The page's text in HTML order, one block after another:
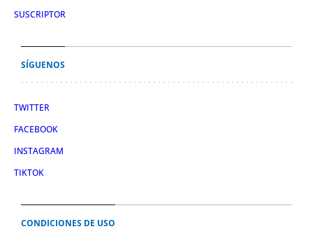
SUSCRIPTOR
SÍGUENOS
TWITTER
FACEBOOK
INSTAGRAM
TIKTOK
CONDICIONES DE USO